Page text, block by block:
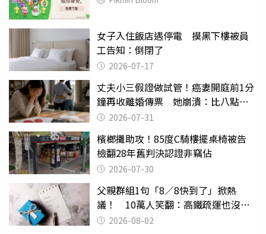
女子入住飯店遇停電 摸黑下樓被員
工告知：倒閉了
2026-07-17
丈夫小三假證做試管！癌妻開庭前1分
鐘再收離婚傳票 她崩潰：比八點檔
還扯2026-07-31
檳榔攤助攻！85度C騎樓擺桌椅被告
檢翻28年舊判決認證非竊佔
2026-07-30
父親群組1句「8／8快到了」掀熱
議！ 10萬人笑翻：高鐵疏運也沒列
父親節
2026-08-02